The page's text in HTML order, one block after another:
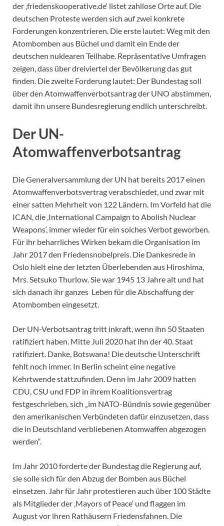
der ‚friedenskooperative.de‘ listet zahllose Orte auf. Die
deutschen Proteste werden sich auf zwei konkrete
Forderungen konzentrieren. Die erste lautet: Weg mit den
Atombomben aus Büchel und damit ein Ende der
deutschen nuklearen Teilhabe. Repräsentative Umfragen
zeigen, dass über dreiviertel der Bevölkerung das gut
finden. Die zweite Forderung lautet: Der Bundestag soll
über den Atomwaffenverbotsantrag der UNO abstimmen,
damit ihn unsere Bundesregierung endlich unterschreibt.
Der UN-
Atomwaffenverbotsantrag
Die Generalversammlung der UN hat bereits 2017 einen
Atomwaffenverbotsvertrag verabschiedet, und zwar mit
einer satten Mehrheit von 122 Ländern. Im Vorfeld hat die
ICAN, die ‚International Campaign to Abolish Nuclear
Weapons‘, immer wieder für ein solches Verbot geworben.
Für ihr beharrliches Wirken bekam die Organisation im
Jahr 2017 den Friedensnobelpreis. Die Dankesrede in
Oslo hielt eine der letzten Überlebenden aus Hiroshima,
Mrs. Setsuko Thurlow. Sie war 1945 13 Jahre alt und hat
sich danach ihr ganzes Leben für die Abschaffung der
Atombomben eingesetzt.
Der UN-Verbotsantrag tritt inkraft, wenn ihn 50 Staaten
ratifiziert haben. Mitte Juli 2020 hat ihn der 40. Staat
ratifiziert. Danke, Botswana! Die deutsche Unterschrift
fehlt noch immer. In Berlin scheint eine negative
Kehrtwende stattzufinden. Denn im Jahr 2009 hatten
CDU, CSU und FDP in ihrem Koalitionsvertrag
festgeschrieben, sich „im NATO-Bündnis sowie gegenüber
den amerikanischen Verbündeten dafür einzusetzen, dass
die in Deutschland verbliebenen Atomwaffen abgezogen
werden“.
Im Jahr 2010 forderte der Bundestag die Regierung auf,
sie solle sich für den Abzug der Bomben aus Büchel
einsetzen. Jahr für Jahr protestieren auch über 100 Städte
als Mitglieder der ‚Mayors of Peace‘ und flaggen im
August vor ihren Rathäusern Friedensfahnen. Die